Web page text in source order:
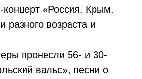
концерт «Россия. Крым.
возраста и
пронесли 56- и 30-
вальс», песни о